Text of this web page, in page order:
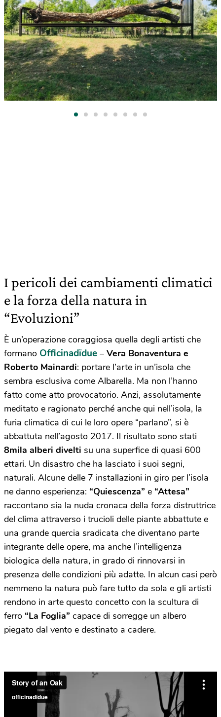
I pericoli dei cambiamenti climatici
e la forza della natura in
“Evoluzioni”
È un’operazione coraggiosa quella degli artisti che
formano Officinadïdue – Vera Bonaventura e
Roberto Mainardi: portare l’arte in un’isola che
sembra esclusiva come Albarella. Ma non l’hanno
fatto come atto provocatorio. Anzi, assolutamente
meditato e ragionato perché anche qui nell’isola, la
furia climatica di cui le loro opere “parlano”, si è
abbattuta nell’agosto 2017. Il risultato sono stati
8mila alberi divelti su una superfice di quasi 600
ettari. Un disastro che ha lasciato i suoi segni,
naturali. Alcune delle 7 installazioni in giro per l’isola
ne danno esperienza: “Quiescenza” e “Attesa”
raccontano sia la nuda cronaca della forza distruttrice
del clima attraverso i trucioli delle piante abbattute e
una grande quercia sradicata che diventano parte
integrante delle opere, ma anche l’intelligenza
biologica della natura, in grado di rinnovarsi in
presenza delle condizioni più adatte. In alcun casi però
nemmeno la natura può fare tutto da sola e gli artisti
rendono in arte questo concetto con la scultura di
ferro “La Foglia” capace di sorregge un albero
piegato dal vento e destinato a cadere.